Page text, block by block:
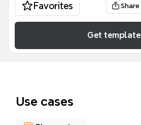
Favorites Share
Get template
Use cases